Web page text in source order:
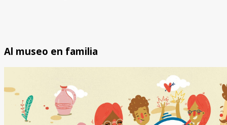
Al museo en familia